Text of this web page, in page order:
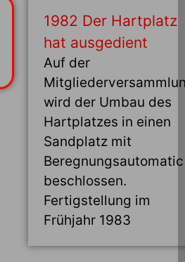
1982 Der Hartplatz
hat ausgedient
Auf der
wird der Umbau des
Hartplatzes in einen
Sandplatz mit
Beregnungsautomatic
beschlossen.
Fertigstellung im
Frühjahr 1983